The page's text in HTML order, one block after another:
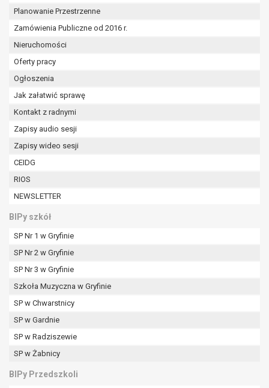
Planowanie Przestrzenne
Zamówienia Publiczne od 2016 r.
Nieruchomości
Oferty pracy
Ogłoszenia
Jak załatwić sprawę
Kontakt z radnymi
Zapisy audio sesji
Zapisy wideo sesji
CEIDG
RIOS
NEWSLETTER
BIPy szkół
SP Nr 1 w Gryfinie
SP Nr 2 w Gryfinie
SP Nr 3 w Gryfinie
Szkoła Muzyczna w Gryfinie
SP w Chwarstnicy
SP w Gardnie
SP w Radziszewie
SP w Żabnicy
BIPy Przedszkoli